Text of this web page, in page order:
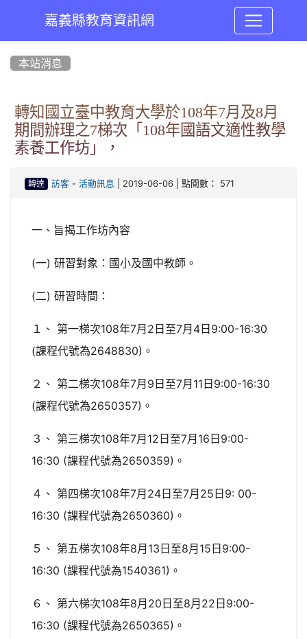
嘉義縣教育資訊網
本站消息
轉知國立臺中教育大學於108年7月及8月
期間辦理之7梯次「108年國語文適性教學
素養工作坊」，
轉達 訪客- 活動訊息 | 2019-06-06 | 點閱數： 571
一、旨揭工作坊內容
(一) 研習對象：國小及國中教師。
(二) 研習時間：
１、 第一梯次108年7月2日至7月4日9:00-16:30
(課程代號為2648830)。
２、 第二梯次108年7月9日至7月11日9:00-16:30
(課程代號為2650357)。
３、 第三梯次108年7月12日至7月16日9:00-
16:30 (課程代號為2650359)。
４、 第四梯次108年7月24日至7月25日9: 00-
16:30 (課程代號為2650360)。
５、 第五梯次108年8月13日至8月15日9:00-
16:30 (課程代號為1540361)。
６、 第六梯次108年8月20日至8月22日9:00-
16:30 (課程代號為2650365)。